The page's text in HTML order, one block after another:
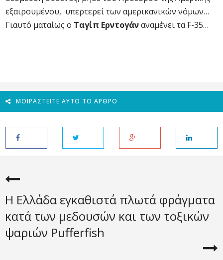
εξαιρουμένου, υπερτερεί των αμερικανικών νόμων…
Γιαυτό ματαίως ο Ταγίπ Ερντογάναναμένει τα F-35…
ΜΟΙΡΑΣΤΕΊΤΕ ΑΥΤΌ ΤΟ ΆΡΘΡΟ
Η Ελλάδα εγκαθιστά πλωτά φράγματα
κατά των μεδουσών και των τοξικών
ψαριών Pufferfish